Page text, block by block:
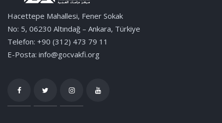
Hacettepe Mahallesi, Fener Sokak
No: 5, 06230 Altındağ – Ankara, Türkiye
Telefon: +90 (312) 473 79 11
E-Posta: info@gocvakfi.org